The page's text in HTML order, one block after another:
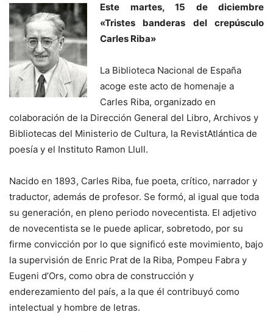
Este martes, 15 de diciembre
«Tristes banderas del crepúsculo
Carles Riba»
La Biblioteca Nacional de España
acoge este acto de homenaje a
Carles Riba, organizado en
colaboración de la Dirección General del Libro, Archivos y
Bibliotecas del Ministerio de Cultura, la RevistAtlántica de
poesía y el Instituto Ramon Llull.
Nacido en 1893, Carles Riba, fue poeta, crítico, narrador y
traductor, además de profesor. Se formó, al igual que toda
su generación, en pleno periodo novecentista. El adjetivo
de novecentista se le puede aplicar, sobretodo, por su
firme convicción por lo que significó este movimiento, bajo
la supervisión de Enric Prat de la Riba, Pompeu Fabra y
Eugeni d’Ors, como obra de construcción y
enderezamiento del país, a la que él contribuyó como
intelectual y hombre de letras.